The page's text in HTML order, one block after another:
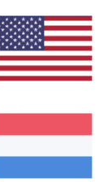
KLEUR
5.0
4